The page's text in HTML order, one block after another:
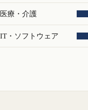
医療・介護
IT・ソフトウェア